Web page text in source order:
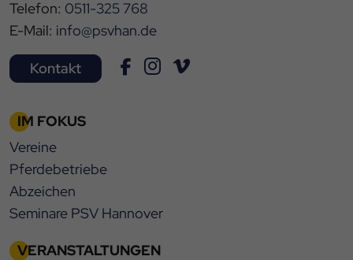
Telefon: 0511-325 768
E-Mail: info@psvhan.de
Kontakt
IM FOKUS
Vereine
Pferdebetriebe
Abzeichen
Seminare PSV Hannover
VERANSTALTUNGEN